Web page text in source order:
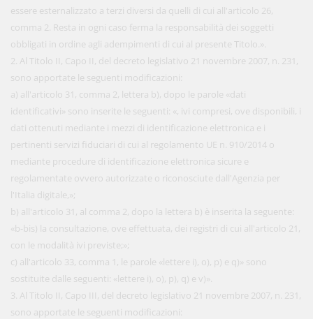
essere esternalizzato a terzi diversi da quelli di cui all'articolo 26,
comma 2. Resta in ogni caso ferma la responsabilità dei soggetti
obbligati in ordine agli adempimenti di cui al presente Titolo.».
2. Al Titolo II, Capo II, del decreto legislativo 21 novembre 2007, n. 231,
sono apportate le seguenti modificazioni:
a) all'articolo 31, comma 2, lettera b), dopo le parole «dati
identificativi» sono inserite le seguenti: «, ivi compresi, ove disponibili, i
dati ottenuti mediante i mezzi di identificazione elettronica e i
pertinenti servizi fiduciari di cui al regolamento UE n. 910/2014 o
mediante procedure di identificazione elettronica sicure e
regolamentate ovvero autorizzate o riconosciute dall'Agenzia per
l'Italia digitale,»;
b) all'articolo 31, al comma 2, dopo la lettera b) è inserita la seguente:
«b-bis) la consultazione, ove effettuata, dei registri di cui all'articolo 21,
con le modalità ivi previste;»;
c) all'articolo 33, comma 1, le parole «lettere i), o), p) e q)» sono
sostituite dalle seguenti: «lettere i), o), p), q) e v)».
3. Al Titolo II, Capo III, del decreto legislativo 21 novembre 2007, n. 231,
sono apportate le seguenti modificazioni: